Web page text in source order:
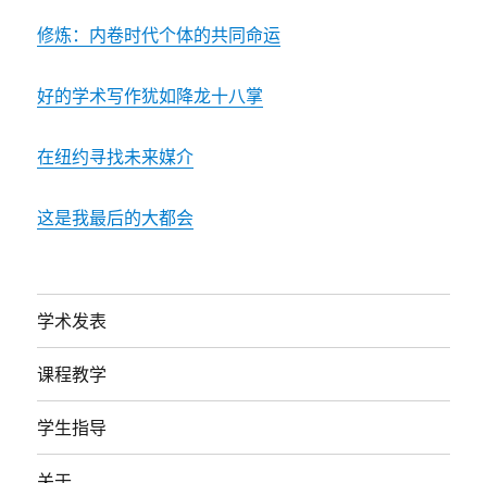
修炼：内卷时代个体的共同命运
好的学术写作犹如降龙十八掌
在纽约寻找未来媒介
这是我最后的大都会
学术发表
课程教学
学生指导